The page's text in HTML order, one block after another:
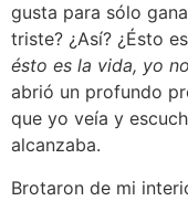
gusta para sólo
triste? ¿Así? ¿Ésto
ésto es la vida, yo
abrió un profundo
que yo veía y
alcanzaba.
Brotaron de mi